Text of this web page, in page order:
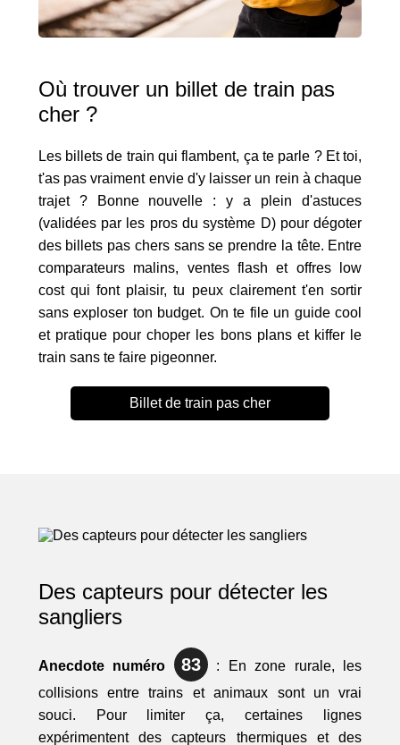
Où trouver un billet de train pas
cher ?
Les billets de train qui flambent, ça te parle ? Et toi,
t'as pas vraiment envie d'y laisser un rein à chaque
trajet ? Bonne nouvelle : y a plein d'astuces
(validées par les pros du système D) pour dégoter
des billets pas chers sans se prendre la tête. Entre
comparateurs malins, ventes flash et offres low
cost qui font plaisir, tu peux clairement t'en sortir
sans exploser ton budget. On te file un guide cool
et pratique pour choper les bons plans et kiffer le
train sans te faire pigeonner.
Billet de train pas cher
Des capteurs pour détecter les
sangliers
Anecdote numéro 83 : En zone rurale, les
collisions entre trains et animaux sont un vrai
souci. Pour limiter ça, certaines lignes
expérimentent des capteurs thermiques et des